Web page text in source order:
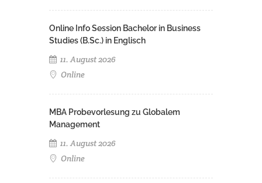
Online Info Session Bachelor in Business
Studies (B.Sc.) in Englisch
11. August 2026
Online
MBA Probevorlesung zu Globalem
Management
11. August 2026
Online